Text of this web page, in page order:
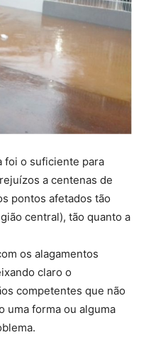
foi o suficiente para
a centenas de
pontos afetados tão
central), tão quanto a
os alagamentos
claro o
competentes que não
uma forma ou alguma